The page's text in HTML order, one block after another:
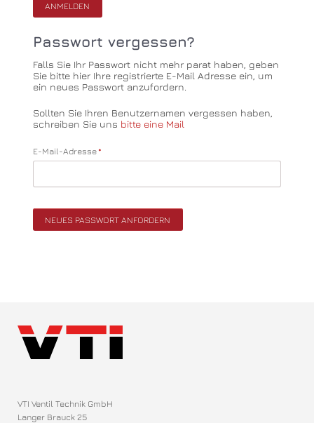
ANMELDEN
Passwort vergessen?
Falls Sie Ihr Passwort nicht mehr parat haben, geben
Sie bitte hier Ihre registrierte E-Mail Adresse ein, um
ein neues Passwort anzufordern.
Sollten Sie Ihren Benutzernamen vergessen haben,
schreiben Sie uns bitte eine Mail
Pflichtfeld
E-Mail-Adresse *
NEUES PASSWORT ANFORDERN
VTI Ventil Technik GmbH
Langer Brauck 25